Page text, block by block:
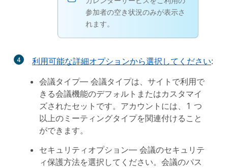
参加者の空き状況のみが表示さ
れます。
4 利用可能な詳細オプションから選択してください:
会議タイプ— 会議タイプは、サイトで利用で
きる会議機能のデフォルトまたはカスタマイ
ズされたセットです。アカウントには、1 つ
以上のミーティングタイプを関連付けること
ができます。
セキュリティオプション— 会議のセキュリテ
ィ保護方法を選択してください。会議のパス